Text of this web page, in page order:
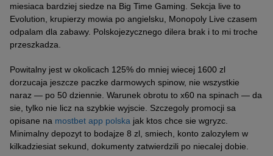
miesiaca bardziej siedze na Big Time Gaming. Sekcja live to
Evolution, krupierzy mowia po angielsku, Monopoly Live czasem
odpalam dla zabawy. Polskojezycznego dilera brak i to mi troche
przeszkadza.
Powitalny jest w okolicach 125% do mniej wiecej 1600 zl
dorzucaja jeszcze paczke darmowych spinow, nie wszystkie
naraz — po 50 dziennie. Warunek obrotu to x60 na spinach — da
sie, tylko nie licz na szybkie wyjscie. Szczegoly promocji sa
opisane na mostbet app polska jak ktos chce sie wgryzc.
Minimalny depozyt to bodajze 8 zl, smiech, konto zalozylem w
kilkadziesiat sekund, dokumenty zatwierdzili po niecalej dobie.